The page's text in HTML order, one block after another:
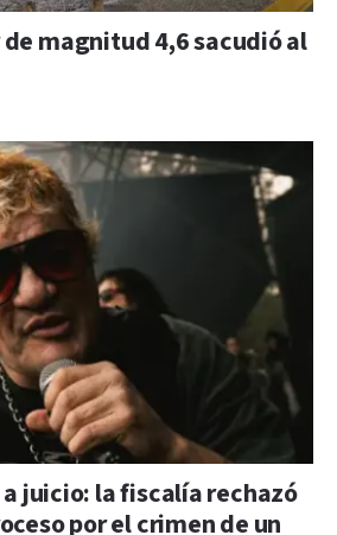
magnitud 4,6 sacudió al
juicio: la fiscalía rechazó
por el crimen de un